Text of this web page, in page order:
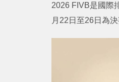
2026 FIVB是國際
月22日至26日為